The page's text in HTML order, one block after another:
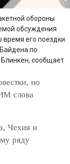
обороны
обсуждения
его поездки
по
сообщает
но
слова
Чехия и
ряду